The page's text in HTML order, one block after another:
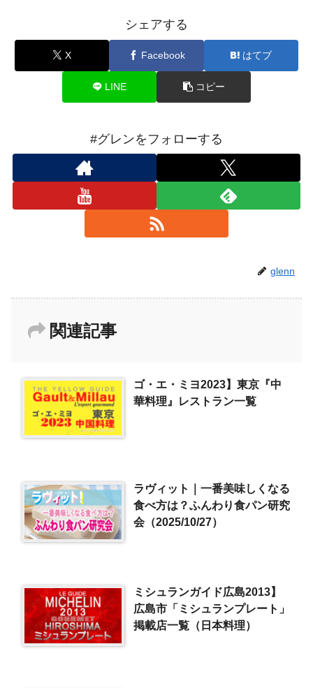
シェアする
X Facebook はてブ
LINE コピー
#グレンをフォローする
glenn
関連記事
ゴ・エ・ミヨ2023】東京『中
華料理』レストラン一覧
ラヴィット｜一番美味しくなる
食べ方は？ふんわり食パン研究
会（2025/10/27）
ミシュランガイド広島2013】
広島市「ミシュランプレート」
掲載店一覧（日本料理）